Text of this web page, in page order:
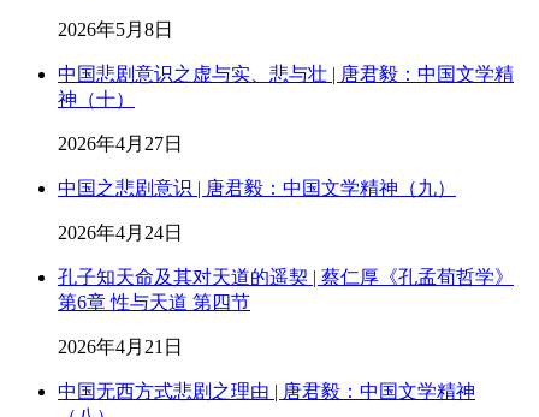
2026年5月8日
中国悲剧意识之虚与实、悲与壮 | 唐君毅：中国文学精
神（十）
2026年4月27日
中国之悲剧意识 | 唐君毅：中国文学精神（九）
2026年4月24日
孔子知天命及其对天道的遥契 | 蔡仁厚《孔孟荀哲学》
第6章 性与天道 第四节
2026年4月21日
中国无西方式悲剧之理由 | 唐君毅：中国文学精神